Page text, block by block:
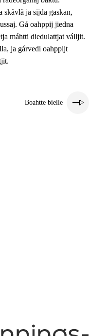
skåvlå ja sijda gaskan,
Gå oahppij jiedna
máhtti diedulattjat válljit.
ja gárvedi oahppijt
Boahtte bielle